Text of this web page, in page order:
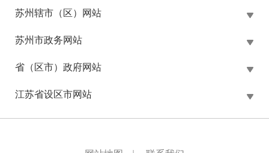
苏州辖市（区）网站
苏州市政务网站
省（区市）政府网站
江苏省设区市网站